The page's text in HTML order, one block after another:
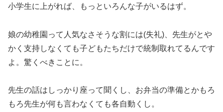
小学生に上がれば、もっといろんな子がいるはず。
娘の幼稚園って人気なさそうな割には(失礼)、先生がとや
かく支持しなくても子どもたちだけで統制取れてるんです
よ。驚くべきことに。
先生の話はしっかり座って聞くし、お弁当の準備とかもろ
もろ先生が何も言わなくても各自動くし。